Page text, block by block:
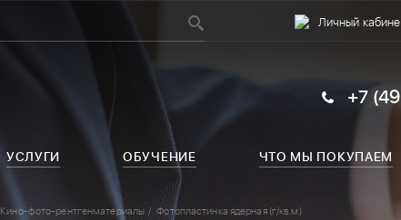
Личный
+7
УСЛУГИ ОБУЧЕНИЕ ЧТО МЫ ПОКУПАЕМ
Кино-фото-рентгенматериалы Фотопластинка ядерная (г/кв.м)